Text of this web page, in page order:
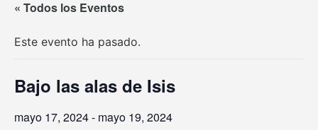
« Todos los Eventos
Este evento ha pasado.
Bajo las alas de Isis
mayo 17, 2024- mayo 19, 2024